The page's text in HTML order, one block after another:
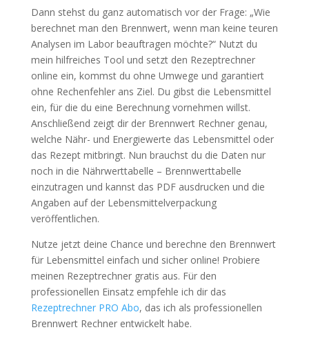
Dann stehst du ganz automatisch vor der Frage: „Wie
berechnet man den Brennwert, wenn man keine teuren
Analysen im Labor beauftragen möchte?“ Nutzt du
mein hilfreiches Tool und setzt den Rezeptrechner
online ein, kommst du ohne Umwege und garantiert
ohne Rechenfehler ans Ziel. Du gibst die Lebensmittel
ein, für die du eine Berechnung vornehmen willst.
Anschließend zeigt dir der Brennwert Rechner genau,
welche Nähr- und Energiewerte das Lebensmittel oder
das Rezept mitbringt. Nun brauchst du die Daten nur
noch in die Nährwerttabelle – Brennwerttabelle
einzutragen und kannst das PDF ausdrucken und die
Angaben auf der Lebensmittelverpackung
veröffentlichen.
Nutze jetzt deine Chance und berechne den Brennwert
für Lebensmittel einfach und sicher online! Probiere
meinen Rezeptrechner gratis aus. Für den
professionellen Einsatz empfehle ich dir das
Rezeptrechner PRO Abo, das ich als professionellen
Brennwert Rechner entwickelt habe.